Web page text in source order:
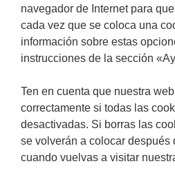
navegador de Internet para
cada vez que se coloca una
información sobre estas
instrucciones de la sección
Ten en cuenta que nuestra
correctamente si todas las
desactivadas. Si borras las
se volverán a colocar después
cuando vuelvas a visitar